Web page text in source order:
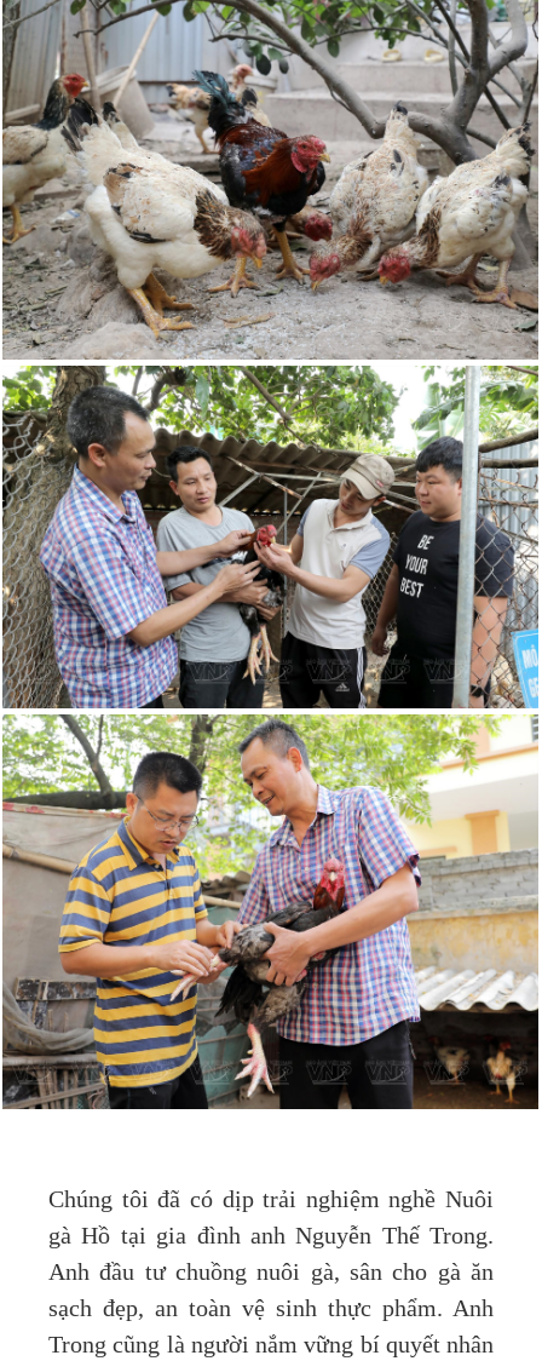
Chúng tôi đã có dịp trải nghiệm nghề Nuôi
gà Hồ tại gia đình anh Nguyễn Thế Trong.
Anh đầu tư chuồng nuôi gà, sân cho gà ăn
sạch đẹp, an toàn vệ sinh thực phẩm. Anh
Trong cũng là người nắm vững bí quyết nhân